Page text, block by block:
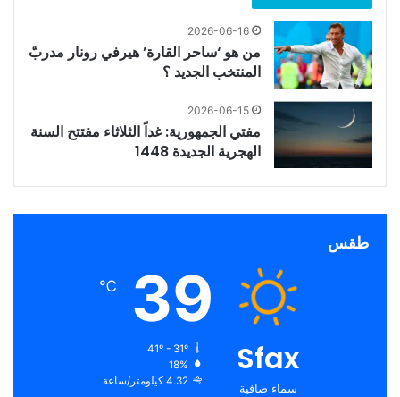
2026-06-16
من هو ‘ساحر القارة’ هيرفي رونار مدربّ
المنتخب الجديد ؟
2026-06-15
مفتي الجمهورية: غداً الثلاثاء مفتتح السنة
الهجرية الجديدة 1448
طقس
Sfax
سماء صافية
39
℃
41º - 31º
18%
4.32 كيلومتر/ساعة